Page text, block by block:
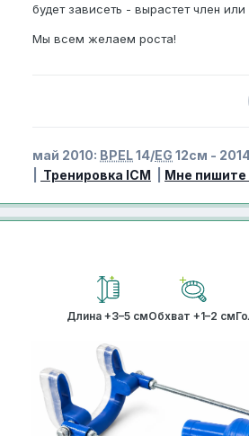
будет зависеть - вырастет член или
Мы всем желаем роста!
май 2010: BPEL14/EG 12см -
Тренировка ICM Мне
Длина +3–5 смОбхват +1–2 см